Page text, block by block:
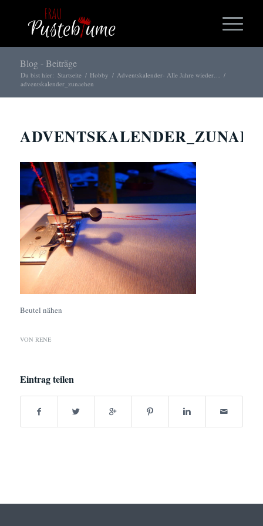
Blog - Beiträge
Du bist hier: Startseite / Hobby / Adventskalender- Alle Jahre wieder… /
adventskalender_zunaehen
Beutel nähen
VON RENE
Eintrag teilen